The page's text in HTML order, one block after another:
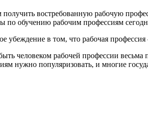
востребованную рабочую
по обучению рабочим профессиям
убеждение в том, что рабочая
человеком рабочей профессии
нужно популяризовать, и многие